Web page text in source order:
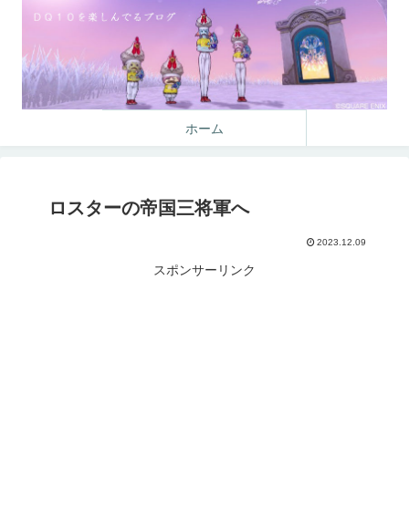
ホーム
ロスターの帝国三将軍へ
2023.12.09
スポンサーリンク